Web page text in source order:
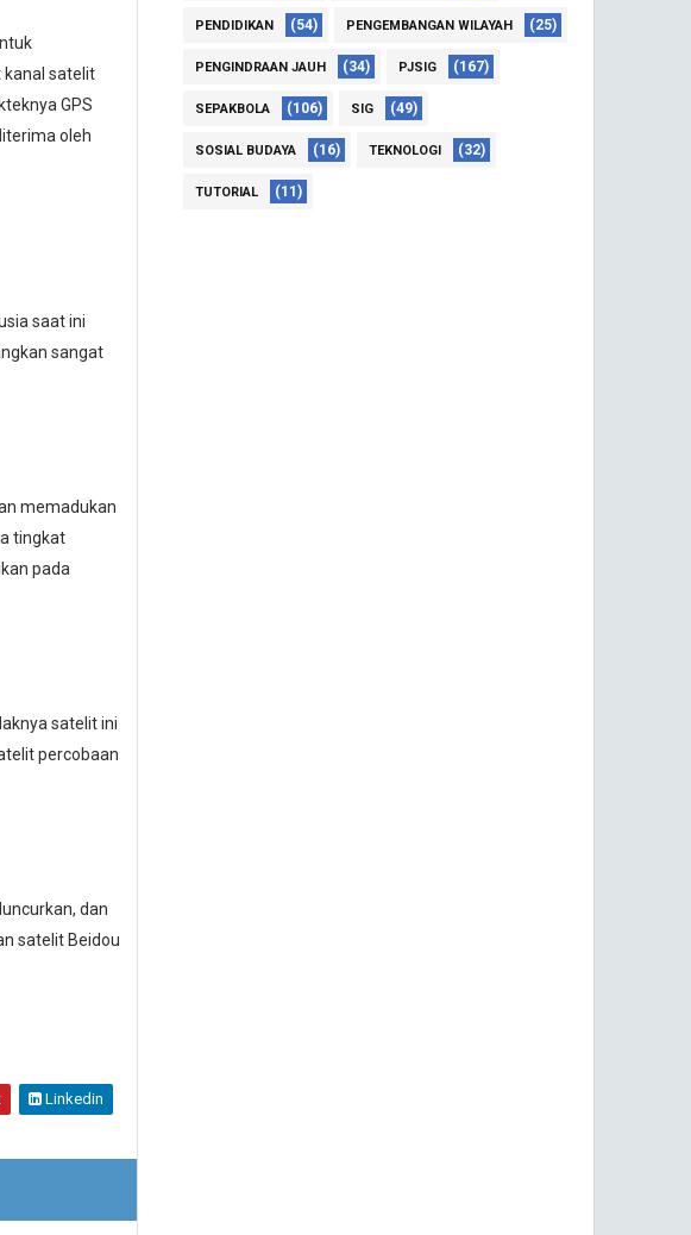
kanal satelit
GPS
oleh
saat ini
sangat
memadukan
tingkat
pada
satelit ini
percobaan
dan
satelit Beidou
Linkedin
PENDIDIKAN (54) PENGEMBANGAN WILAYAH (25)
PENGINDRAAN JAUH (34) PJSIG (167)
SEPAKBOLA (106) SIG (49)
SOSIAL BUDAYA (16) TEKNOLOGI (32)
TUTORIAL (11)